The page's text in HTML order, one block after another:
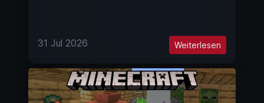
31 Jul 2026 Weiterlesen